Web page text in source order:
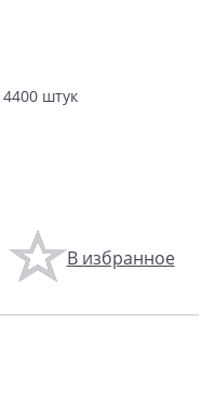
4400 штук
В избранное